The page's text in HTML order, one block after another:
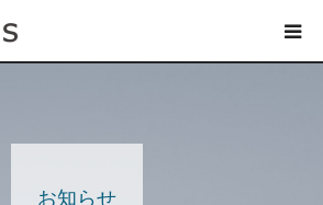
お知らせ